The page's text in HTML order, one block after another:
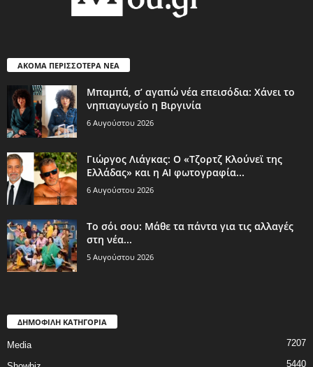
ΑΚΟΜΑ ΠΕΡΙΣΣΟΤΕΡΑ ΝΕΑ
Μπαμπά, σ’ αγαπώ νέα επεισόδια: Χάνει το
νηπιαγωγείο η Βιργινία
6 Αυγούστου 2026
Γιώργος Λιάγκας: Ο «Τζορτζ Κλούνεϊ της
Ελλάδας» και η AI φωτογραφία...
6 Αυγούστου 2026
Το σόι σου: Μάθε τα πάντα για τις αλλαγές
στη νέα...
5 Αυγούστου 2026
ΔΗΜΟΦΙΛΗ ΚΑΤΗΓΟΡΙΑ
Media 7207
5440